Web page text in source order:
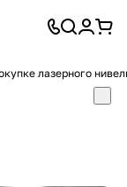
лазерного